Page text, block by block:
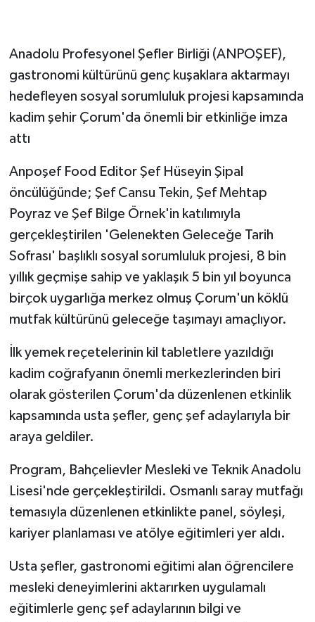
Anadolu Profesyonel Şefler Birliği (ANPOŞEF),
gastronomi kültürünü genç kuşaklara aktarmayı
hedefleyen sosyal sorumluluk projesi kapsamında
kadim şehir Çorum'da önemli bir etkinliğe imza
attı
Anpoşef Food Editor Şef Hüseyin Şipal
öncülüğünde; Şef Cansu Tekin, Şef Mehtap
Poyraz ve Şef Bilge Örnek'in katılımıyla
gerçekleştirilen 'Gelenekten Geleceğe Tarih
Sofrası' başlıklı sosyal sorumluluk projesi, 8 bin
yıllık geçmişe sahip ve yaklaşık 5 bin yıl boyunca
birçok uygarlığa merkez olmuş Çorum'un köklü
mutfak kültürünü geleceğe taşımayı amaçlıyor.
İlk yemek reçetelerinin kil tabletlere yazıldığı
kadim coğrafyanın önemli merkezlerinden biri
olarak gösterilen Çorum'da düzenlenen etkinlik
kapsamında usta şefler, genç şef adaylarıyla bir
araya geldiler.
Program, Bahçelievler Mesleki ve Teknik Anadolu
Lisesi'nde gerçekleştirildi. Osmanlı saray mutfağı
temasıyla düzenlenen etkinlikte panel, söyleşi,
kariyer planlaması ve atölye eğitimleri yer aldı.
Usta şefler, gastronomi eğitimi alan öğrencilere
mesleki deneyimlerini aktarırken uygulamalı
eğitimlerle genç şef adaylarının bilgi ve
GENEL
GÜNDEM
HABERDE İNSAN
İNSAN
İş Dünyası
Jandarma
Kadın
KÜLTÜR SANAT
MAGAZİN
Otomobil
Sağlık
SPOR HABERLERİ
TEKNOLOJİ